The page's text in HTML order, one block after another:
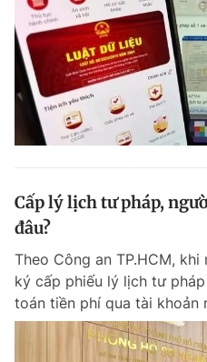
Cấp lý lịch tư pháp,
đâu?
Theo Công an TP.HCM,
ký cấp phiếu lý lịch tư
toán tiền phí qua tài khoản